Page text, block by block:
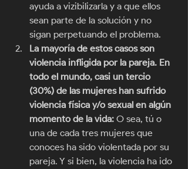
ayuda a vizibilizarla y a que ellos
sean parte de la solución y no
sigan perpetuando el problema.
La mayoría de estos casos son
violencia infligida por la pareja. En
todo el mundo, casi un tercio
(30%) de las mujeres han sufrido
violencia física y/o sexual en algún
momento de la vida: O sea, tú o
una de cada tres mujeres que
conoces ha sido violentada por su
pareja. Y si bien, la violencia ha ido